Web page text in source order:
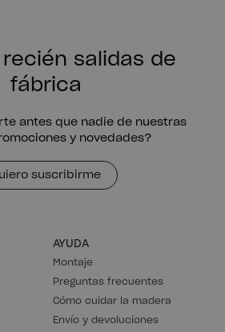
recién salidas de
fábrica
antes que nadie de nuestras
y novedades?
Quiero suscribirme
AYUDA
Montaje
Preguntas frecuentes
Cómo cuidar la madera
Envío y devoluciones